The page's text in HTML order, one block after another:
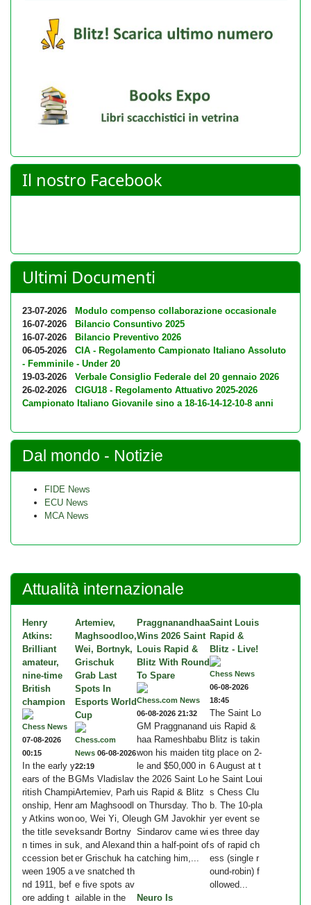
Il nostro Facebook
Ultimi Documenti
23-07-2026
Modulo compenso collaborazione occasionale
16-07-2026
Bilancio Consuntivo 2025
16-07-2026
Bilancio Preventivo 2026
06-05-2026
CIA - Regolamento Campionato Italiano Assoluto
- Femminile - Under 20
19-03-2026
Verbale Consiglio Federale del 20 gennaio 2026
26-02-2026
CIGU18 - Regolamento Attuativo 2025-2026
Campionato Italiano Giovanile sino a 18-16-14-12-10-8 anni
Dal mondo - Notizie
FIDE News
ECU News
MCA News
Attualità internazionale
Henry
Atkins:
Brilliant
amateur,
nine-time
British
champion
Chess News
07-08-2026
00:15
In the early y
ears of the B
ritish Champi
onship, Henr
y Atkins won
the title seve
n times in su
ccession bet
ween 1905 a
nd 1911, bef
ore adding t
Artemiev,
Maghsoodloo,
Wei, Bortnyk,
Grischuk
Grab Last
Spots In
Esports World
Cup
Chess.com
News 06-08-2026
22:19
GMs Vladislav
Artemiev, Parh
am Maghsoodl
oo, Wei Yi, Ole
ksandr Bortny
k, and Alexand
er Grischuk ha
ve snatched th
e five spots av
ailable in the
Praggnanandhaa
Wins 2026 Saint
Louis Rapid &
Blitz With Round
To Spare
Chess.com News
06-08-2026 21:32
GM Praggnanand
haa Rameshbabu
won his maiden tit
le and $50,000 in
the 2026 Saint Lo
uis Rapid & Blitz
on Thursday. Tho
ugh GM Javokhir
Sindarov came wi
thin a half-point of
catching him,...
Saint Louis
Rapid &
Blitz - Live!
Chess News
06-08-2026
18:45
The Saint Lo
uis Rapid &
Blitz is takin
g place on 2-
6 August at t
he Saint Loui
s Chess Clu
b. The 10-pla
yer event se
es three day
s of rapid ch
ess (single r
ound-robin) f
ollowed...
Neuro Is